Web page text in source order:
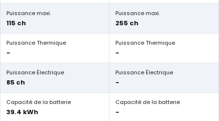
Puissance maxi.
115 ch
Puissance maxi.
255 ch
Puissance Thermique
-
Puissance Thermique
-
Puissance Électrique
85 ch
Puissance Électrique
-
Capacité de la batterie
39.4 kWh
Capacité de la batterie
-